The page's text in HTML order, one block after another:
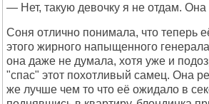
— Нет, такую девочку я не отдам. Она
Соня отлично понимала, что теперь
этого жирного напыщенного
она даже не думала, хотя уже и
"спас" этот похотливый самец. Она
же лучше чем то что её ожидало в